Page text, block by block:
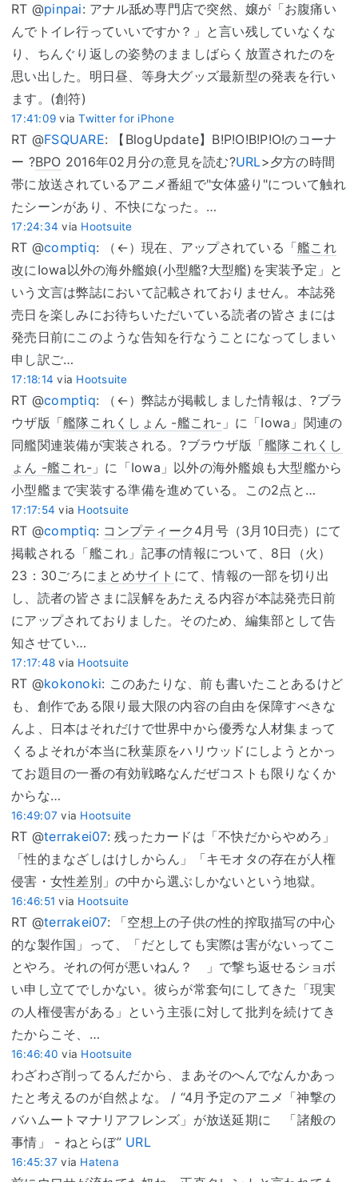
RT @pinpai: アナル舐め専門店で突然、嬢が「お腹痛い
んでトイレ行っていいですか？」と言い残していなくな
り、ちんぐり返しの姿勢のまましばらく放置されたのを
思い出した。明日昼、等身大グッズ最新型の発表を行い
ます。(創符)
17:41:09 viaTwitter for iPhone
RT @FSQUARE: 【BlogUpdate】B!P!O!B!P!O!のコーナ
ー ?BPO 2016年02月分の意見を読む?URL>夕方の時間
帯に放送されているアニメ番組で"女体盛り"について触れ
たシーンがあり、不快になった。…
17:24:34 via Hootsuite
RT @comptiq: （←）現在、アップされている「艦これ
改にIowa以外の海外艦娘(小型艦?大型艦)を実装予定」と
いう文言は弊誌において記載されておりません。本誌発
売日を楽しみにお待ちいただいている読者の皆さまには
発売日前にこのような告知を行なうことになってしまい
申し訳ご…
17:18:14 via Hootsuite
RT @comptiq: （←）弊誌が掲載しました情報は、?ブラ
ウザ版「艦隊これくしょん -艦これ- 」に「Iowa」関連の
同艦関連装備が実装される。?ブラウザ版「艦隊これくし
ょん -艦これ- 」に「Iowa」以外の海外艦娘も大型艦から
小型艦まで実装する準備を進めている。この2点と…
17:17:54 via Hootsuite
RT @comptiq: コンプティーク 4月号（3月10日売）にて
掲載される「艦これ」記事の情報について、8日（火）
23：30ごろに まとめサイト にて、情報の一部を切り出
し、読者の皆さまに誤解をあたえる内容が本誌発売日前
にアップされておりました。そのため、編集部として告
知させてい…
17:17:48 via Hootsuite
RT @kokonoki: このあたりな、前も書いたことあるけど
も、創作である限り最大限の内容の自由を保障すべきな
んよ、日本はそれだけで世界中から優秀な人材集まって
くるよそれが本当に秋葉原をハリウッドにしようとかっ
てお題目の一番の有効戦略なんだぜコストも限りなくか
からな…
16:49:07 via Hootsuite
RT @terrakei07: 残ったカードは「不快だからやめろ」
「性的まなざしはけしからん」「キモオタの存在が人権
侵害・ 女性差別 」の中から選ぶしかないという地獄。
16:46:51 via Hootsuite
RT @terrakei07: 「空想上の子供の性的搾取描写の中心
的な製作国」って、「だとしても実際は害がないってこ
とやろ。それの何が悪いねん？ 」で撃ち返せるショボ
い申し立てでしかない。彼らが常套句にしてきた「現実
の人権侵害がある」という主張に対して批判を続けてき
たからこそ、…
16:46:40 via Hootsuite
わざわざ削ってるんだから、まあそのへんでなんかあっ
たと考えるのが自然よな。 / “4月予定のアニメ「神撃の
バハムートマナリアフレンズ」が放送延期に 「諸般の
事情」 - ねとらぼ” URL
16:45:37 via Hatena